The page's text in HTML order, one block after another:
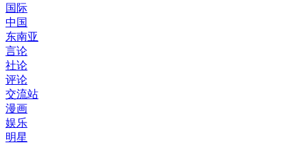
国际
中国
东南亚
言论
社论
评论
交流站
漫画
娱乐
明星